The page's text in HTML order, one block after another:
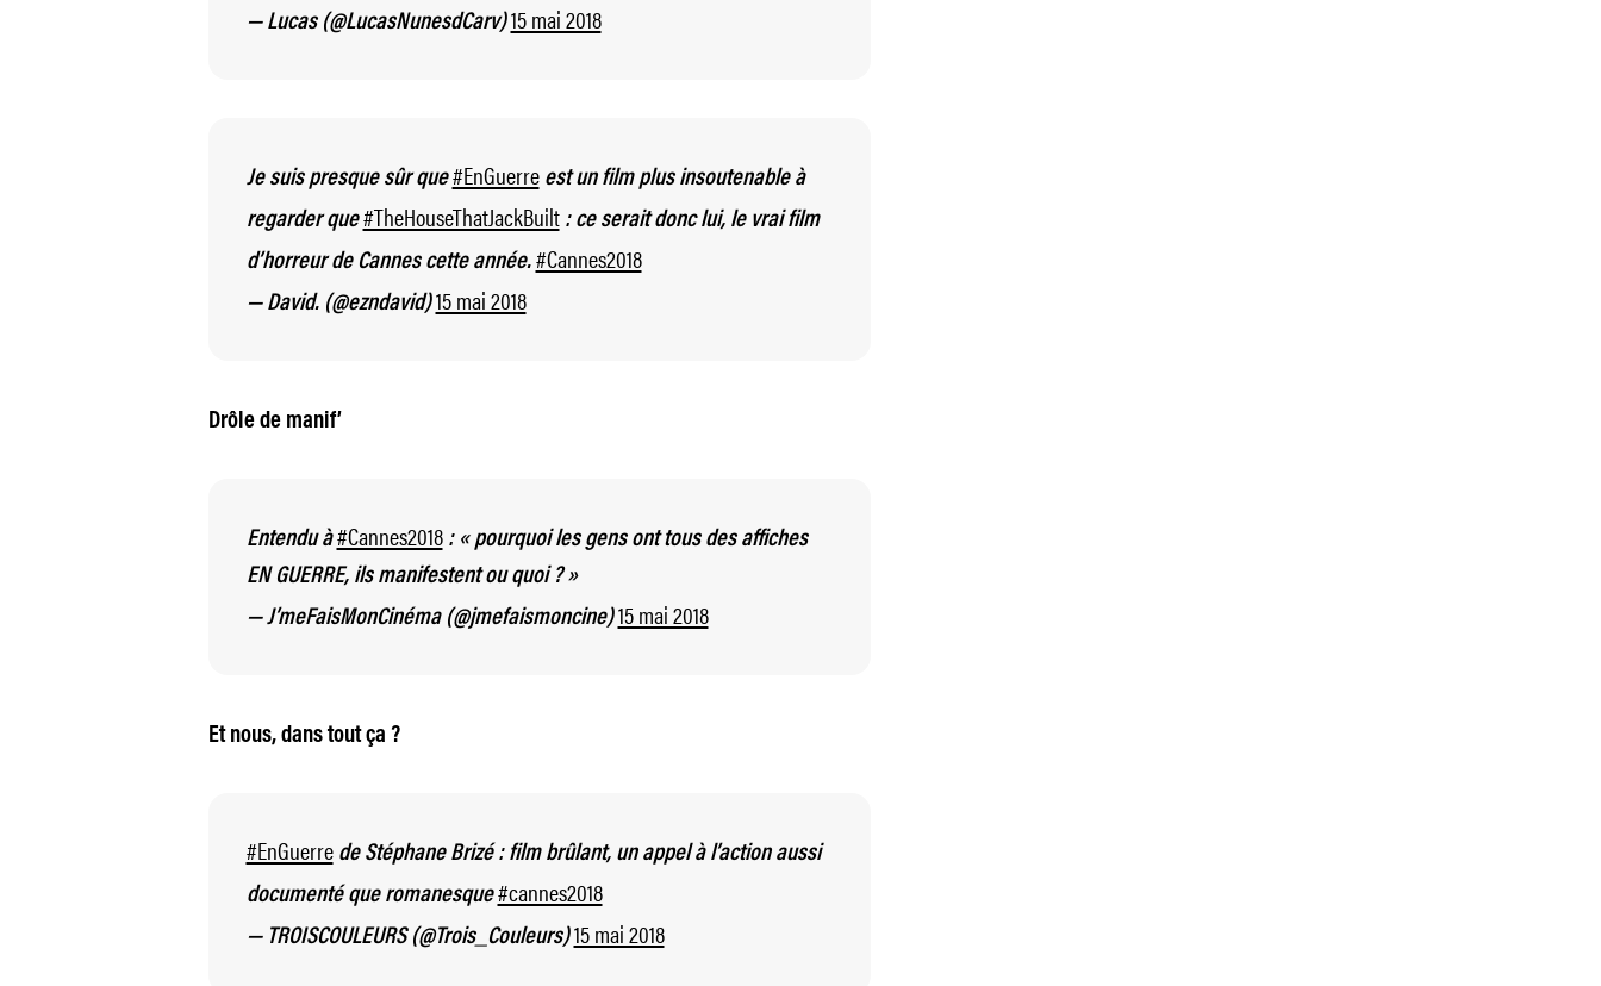
— Lucas (@LucasNunesdCarv)15 mai 2018
Je suis presque sûr que#EnGuerreest un film plus insoutenable à
regarder que#TheHouseThatJackBuilt: ce serait donc lui, le vrai film
d’horreur de Cannes cette année. #Cannes2018
— David. (@ezndavid)15 mai 2018
Drôle de manif’
Entendu à#Cannes2018: « pourquoi les gens ont tous des affiches
EN GUERRE, ils manifestent ou quoi ? »
— J’meFaisMonCinéma (@jmefaismoncine)15 mai 2018
Et nous, dans tout ça ?
#EnGuerrede Stéphane Brizé : film brûlant, un appel à l’action aussi
documenté que romanesque#cannes2018
— TROISCOULEURS (@Trois_Couleurs)15 mai 2018